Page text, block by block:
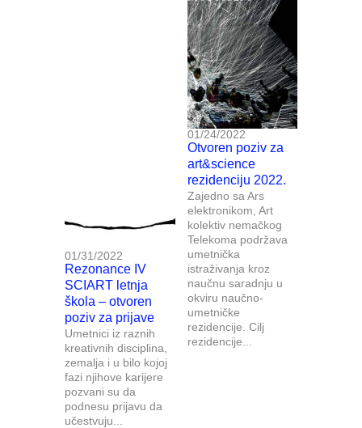
01/31/2022
Rezonance IV
SCIART letnja
škola – otvoren
poziv za prijave
Umetnici iz raznih
kreativnih disciplina,
zemalja i u bilo kojoj
fazi njihove karijere
pozvani su da
podnesu prijavu da
učestvuju...
01/24/2022
Otvoren poziv za
art&science
rezidenciju 2022.
Zajedno sa Ars
elektronikom, Art
kolektiv nemačkog
Telekoma podržava
umetnička
istraživanja kroz
naučnu saradnju u
okviru naučno-
umetničke
rezidencije. Cilj
rezidencije...